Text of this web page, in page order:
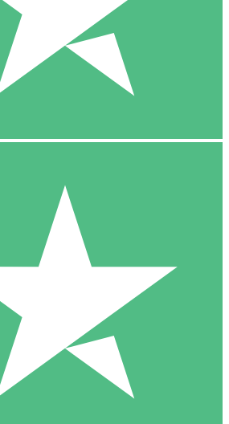
1000
10 Downloads
20 00